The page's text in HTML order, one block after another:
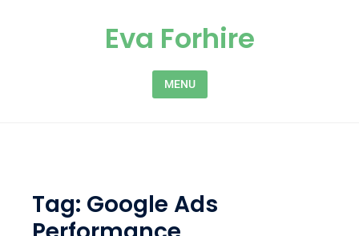
Eva Forhire
MENU
Tag: Google Ads